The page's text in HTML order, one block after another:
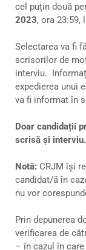
cel puțin două
2023, ora 23:59,
Selectarea va fi
scrisorilor de
interviu.
expedierea unui
va fi informat în
Doar candidații
scrisă și interviu.
Notă: CRJM își
candidat/ă în
nu vor
Prin depunerea
verificarea de
– în cazul în